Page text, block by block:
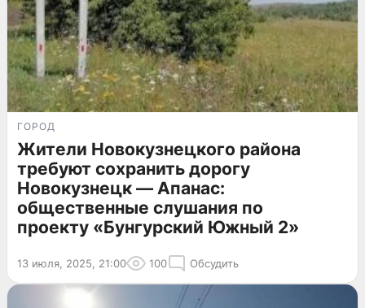
ГОРОД
Жители Новокузнецкого района
требуют сохранить дорогу
Новокузнецк — Апанас:
общественные слушания по
проекту «Бунгурский Южный 2»
13 июля, 2025, 21:00 100 Обсудить